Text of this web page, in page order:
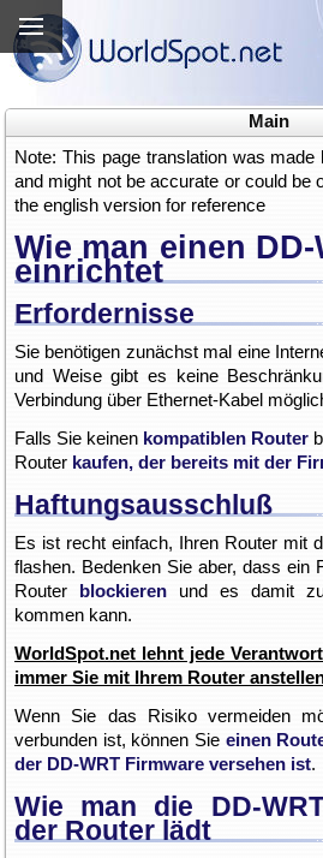
Main
Note: This page translation was
and might not be accurate or could be
the english version for reference
Wie man einen
einrichtet
Erfordernisse
Sie benötigen zunächst mal eine
und Weise gibt es keine
Verbindung über Ethernet-Kabel
Falls Sie keinen kompatiblen Router
Router kaufen, der bereits mit der
Haftungsausschluß
Es ist recht einfach, Ihren Router mit
flashen. Bedenken Sie aber, dass ein
Router
blockieren und es damit
kommen kann.
WorldSpot.net lehnt jede
immer Sie mit Ihrem Router
Wenn Sie das Risiko vermeiden
verbunden ist, können Sie einen
der DD-WRT Firmware versehen ist.
Wie man die DD-
der Router lädt